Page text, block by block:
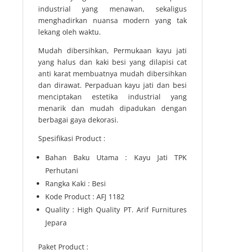
industrial yang menawan, sekaligus
menghadirkan nuansa modern yang tak
lekang oleh waktu.
Mudah dibersihkan, Permukaan kayu jati
yang halus dan kaki besi yang dilapisi cat
anti karat membuatnya mudah dibersihkan
dan dirawat. Perpaduan kayu jati dan besi
menciptakan estetika industrial yang
menarik dan mudah dipadukan dengan
berbagai gaya dekorasi.
Spesifikasi Product :
Bahan Baku Utama : Kayu Jati TPK
Perhutani
Rangka Kaki : Besi
Kode Product : AFJ 1182
Quality : High Quality PT. Arif Furnitures
Jepara
Paket Product :